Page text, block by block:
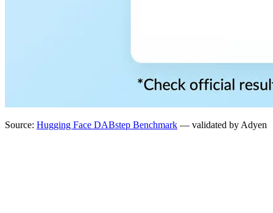
Source: Hugging Face DABstep Benchmark — validated by Adyen